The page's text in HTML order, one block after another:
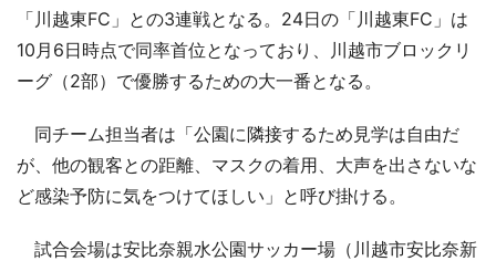
「川越東FC」との3連戦となる。24日の「川越東FC」は
10月6日時点で同率首位となっており、川越市ブロックリ
ーグ（2部）で優勝するための大一番となる。
同チーム担当者は「公園に隣接するため見学は自由だ
が、他の観客との距離、マスクの着用、大声を出さないな
ど感染予防に気をつけてほしい」と呼び掛ける。
試合会場は安比奈親水公園サッカー場（川越市安比奈新